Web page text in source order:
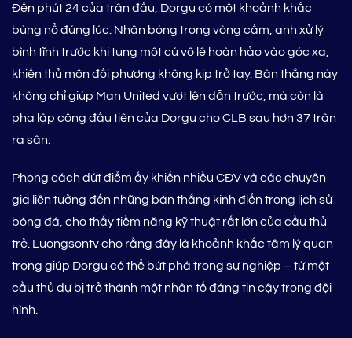
Đến phút 24 của trận đấu, Dorgu có một khoảnh khắc
bùng nổ đúng lúc. Nhận bóng trong vòng cấm, anh xử lý
bình tĩnh trước khi tung một cú vô lê hoàn hảo vào góc xa,
khiến thủ môn đối phương không kịp trở tay. Bàn thắng này
không chỉ giúp Man United vượt lên dẫn trước, mà còn là
pha lập công đầu tiên của Dorgu cho CLB sau hơn 37 trận
ra sân.
Phong cách dứt điểm ấy khiến nhiều CĐV và các chuyên
gia liên tưởng đến những bàn thắng kinh điển trong lịch sử
bóng đá, cho thấy tiềm năng kỹ thuật rất lớn của cầu thủ
trẻ. Luongsontv cho rằng đây là khoảnh khắc tâm lý quan
trọng giúp Dorgu có thể bứt phá trong sự nghiệp – từ một
cầu thủ dự bị trở thành một nhân tố đáng tin cậy trong đội
hình.